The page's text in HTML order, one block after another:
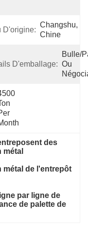
D'origine:
Changshu,
Chine
D'emballage:
Bulle/
Ou
des
métal de l'entrepôt
par ligne de
de palette de